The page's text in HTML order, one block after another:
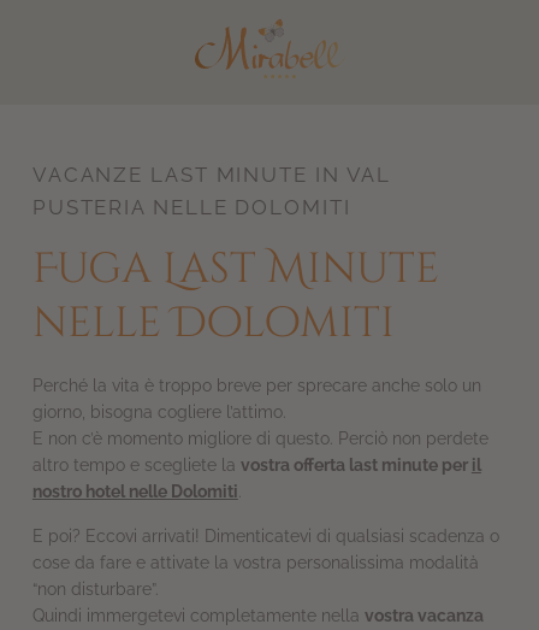
VACANZE LAST MINUTE IN VAL
PUSTERIA NELLE DOLOMITI
Fuga Last Minute
nelle Dolomiti
Perché la vita è troppo breve per sprecare anche solo un
giorno, bisogna cogliere l’attimo.
E non c’è momento migliore di questo. Perciò non perdete
altro tempo e scegliete la vostra offerta last minute per il
nostro hotel nelle Dolomiti
E poi? Eccovi arrivati! Dimenticatevi di qualsiasi scadenza o
cose da fare e attivate la vostra personalissima modalità
“non disturbare”.
Quindi immergetevi completamente nella vostra vacanza